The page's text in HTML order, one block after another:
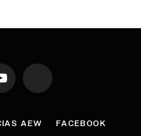
YouTube TikTok
AEW FACEBOOK